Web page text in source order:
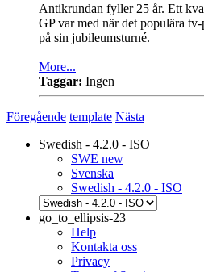
Antikrundan fyller 25 år. Ett
GP var med när det populära
på sin jubileumsturné.
More...
Taggar: Ingen
Föregående template Nästa
Swedish - 4.2.0 - ISO
SWE new
Svenska
Swedish - 4.2.0 - ISO
go_to_ellipsis-23
Help
Kontakta oss
Privacy